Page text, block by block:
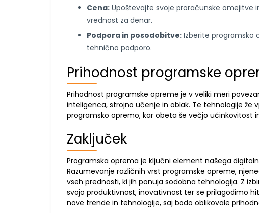
Cena: Upoštevajte svoje proračunske omejitve
vrednost za denar.
Podpora in posodobitve: Izberite programsko
tehnično podporo.
Prihodnost programske
Prihodnost programske opreme je v veliki meri
inteligenca, strojno učenje in oblak. Te tehnologije že
programsko opremo, kar obeta še večjo učinkovitost
Zaključek
Programska oprema je ključni element našega
Razumevanje različnih vrst programske opreme,
vseh prednosti, ki jih ponuja sodobna tehnologija. Z
svojo produktivnost, inovativnost ter se prilagodimo
nove trende in tehnologije, saj bodo oblikovale